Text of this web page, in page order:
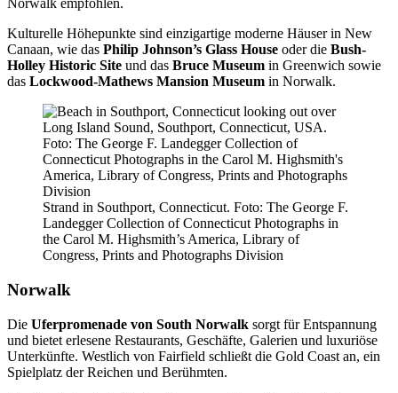
Norwalk empfohlen.
Kulturelle Höhepunkte sind einzigartige moderne Häuser in New
Canaan, wie das Philip Johnson’s Glass House oder die Bush-
Holley Historic Site und das Bruce Museum in Greenwich sowie
das Lockwood-Mathews Mansion Museum in Norwalk.
Strand in Southport, Connecticut. Foto: The George F.
Landegger Collection of Connecticut Photographs in
the Carol M. Highsmith’s America, Library of
Congress, Prints and Photographs Division
Norwalk
Die Uferpromenade von South Norwalk sorgt für Entspannung
und bietet erlesene Restaurants, Geschäfte, Galerien und luxuriöse
Unterkünfte. Westlich von Fairfield schließt die Gold Coast an, ein
Spielplatz der Reichen und Berühmten.